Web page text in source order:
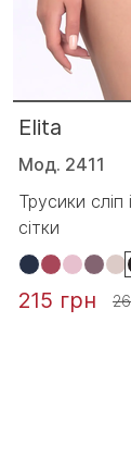
Elita
Мод. 2411
Трусики
сітки
215 грн